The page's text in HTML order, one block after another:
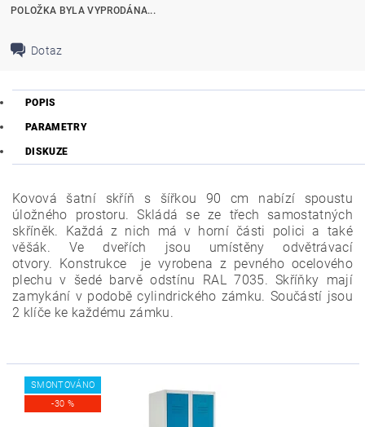
POLOŽKA BYLA VYPRODÁNA...
Dotaz
POPIS
PARAMETRY
DISKUZE
Kovová šatní skříň s šířkou 90 cm nabízí spoustu
úložného prostoru. Skládá se ze třech samostatných
skříněk. Každá z nich má v horní části polici a také
věšák. Ve dveřích jsou umístěny odvětrávací
otvory. Konstrukce je vyrobena z pevného ocelového
plechu v šedé barvě odstínu RAL 7035. Skříňky mají
zamykání v podobě cylindrického zámku. Součástí jsou
2 klíče ke každému zámku.
SMONTOVÁNO
-30 %